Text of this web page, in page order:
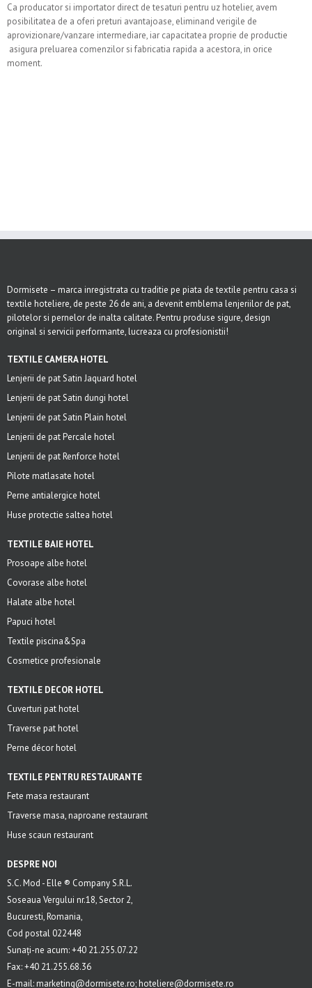
Ca producator si importator direct de tesaturi pentru uz hotelier, avem
posibilitatea de a oferi preturi avantajoase, eliminand verigile de
aprovizionare/vanzare intermediare, iar capacitatea proprie de productie
asigura preluarea comenzilor si fabricatia rapida a acestora, in orice
moment.
Dormisete – marca inregistrata cu traditie pe piata de textile pentru casa si
textile hoteliere, de peste 26 de ani, a devenit emblema lenjeriilor de pat,
pilotelor si pernelor de inalta calitate. Pentru produse sigure, design
original si servicii performante, lucreaza cu profesionistii!
TEXTILE CAMERA HOTEL
Lenjerii de pat Satin Jaquard hotel
Lenjerii de pat Satin dungi hotel
Lenjerii de pat Satin Plain hotel
Lenjerii de pat Percale hotel
Lenjerii de pat Renforce hotel
Pilote matlasate hotel
Perne antialergice hotel
Huse protectie saltea hotel
TEXTILE BAIE HOTEL
Prosoape albe hotel
Covorase albe hotel
Halate albe hotel
Papuci hotel
Textile piscina&Spa
Cosmetice profesionale
TEXTILE DECOR HOTEL
Cuverturi pat hotel
Traverse pat hotel
Perne décor hotel
TEXTILE PENTRU RESTAURANTE
Fete masa restaurant
Traverse masa, naproane restaurant
Huse scaun restaurant
DESPRE NOI
S.C. Mod - Elle ® Company S.R.L.
Soseaua Vergului nr.18, Sector 2,
Bucuresti, Romania,
Cod postal 022448
Sunați-ne acum: +40 21.255.07.22
Fax: +40 21.255.68.36
E-mail: marketing@dormisete.ro; hoteliere@dormisete.ro